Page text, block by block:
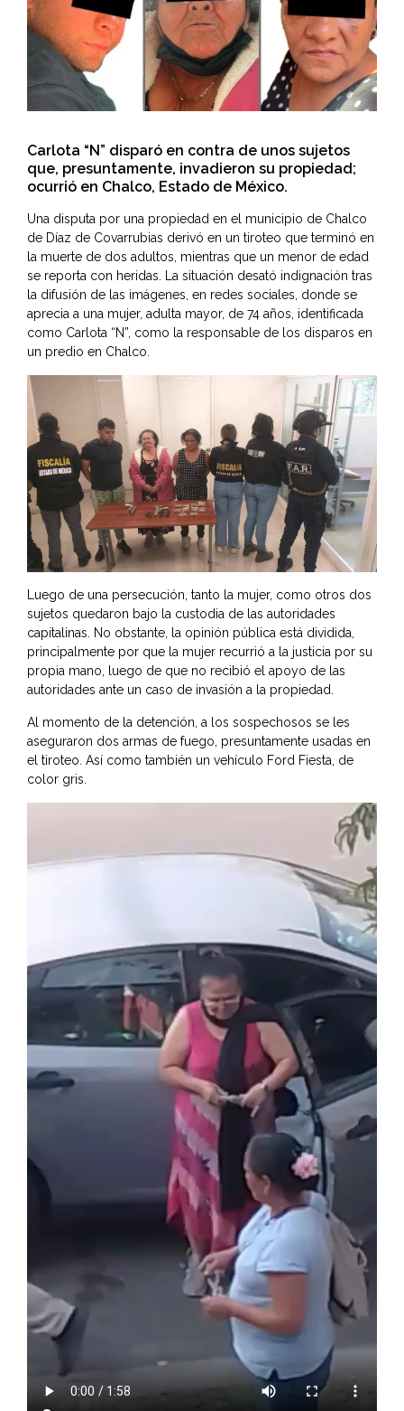
Carlota “N” disparó en contra de unos sujetos
que, presuntamente, invadieron su propiedad;
ocurrió en Chalco, Estado de México.
Una disputa por una propiedad en el municipio de Chalco
de Díaz de Covarrubias derivó en un tiroteo que terminó en
la muerte de dos adultos, mientras que un menor de edad
se reporta con heridas. La situación desató indignación tras
la difusión de las imágenes, en redes sociales, donde se
aprecia a una mujer, adulta mayor, de 74 años, identificada
como Carlota “N”, como la responsable de los disparos en
un predio en Chalco.
Luego de una persecución, tanto la mujer, como otros dos
sujetos quedaron bajo la custodia de las autoridades
capitalinas. No obstante, la opinión pública está dividida,
principalmente por que la mujer recurrió a la justicia por su
propia mano, luego de que no recibió el apoyo de las
autoridades ante un caso de invasión a la propiedad.
Al momento de la detención, a los sospechosos se les
aseguraron dos armas de fuego, presuntamente usadas en
el tiroteo. Así como también un vehículo Ford Fiesta, de
color gris.